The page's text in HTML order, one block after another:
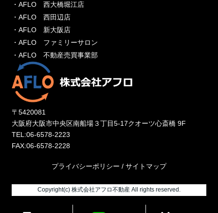
・AFLO 西大橋堀江店
・AFLO 西田辺店
・AFLO 新大阪店
・AFLO ファミリーサロン
・AFLO 不動産売買事業部
〒5420081
大阪府大阪市中央区南船場３丁目5-17クオーツ心斎橋 9F
TEL:06-6578-2223
FAX:06-6578-2228
プライバシーポリシー / サイトマップ
Copyright(c) 株式会社アフロ不動産 All rights reserved.